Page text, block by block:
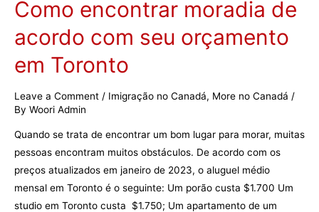
Como encontrar moradia de
acordo com seu orçamento
em Toronto
Leave a Comment / Imigração no Canadá, More no Canadá /
By Woori Admin
Quando se trata de encontrar um bom lugar para morar, muitas
pessoas encontram muitos obstáculos. De acordo com os
preços atualizados em janeiro de 2023, o aluguel médio
mensal em Toronto é o seguinte: Um porão custa $1.700 Um
studio em Toronto custa $1.750; Um apartamento de um